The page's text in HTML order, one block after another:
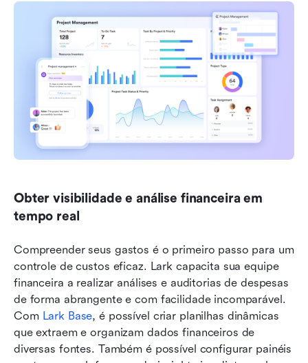
Obter visibilidade e análise financeira em
tempo real
Compreender seus gastos é o primeiro passo para um
controle de custos eficaz. Lark capacita sua equipe
financeira a realizar análises e auditorias de despesas
de forma abrangente e com facilidade incomparável.
Com Lark Base, é possível criar planilhas dinâmicas
que extraem e organizam dados financeiros de
diversas fontes. Também é possível configurar painéis